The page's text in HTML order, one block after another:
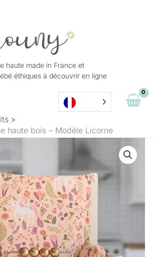
haute made in France et
éthiques à découvrir en ligne
haute bois – Modèle Licorne
prix :
39,90 €
à
49,00 €